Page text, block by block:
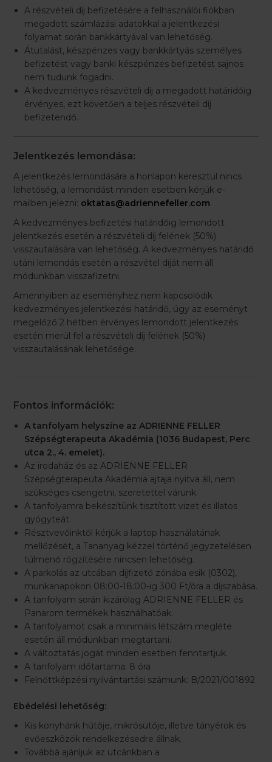
A részvételi díj befizetésére a felhasználói fiókban
megadott számlázási adatokkal a jelentkezési
folyamat során bankkártyával van lehetőség.
Átutalást, készpénzes vagy bankkártyás személyes
befizetést vagy banki készpénzes befizetést sajnos
nem tudunk fogadni.
A kedvezményes részvételi díj a megadott határidőig
érvényes, ezt követően a teljes részvételi díj
befizetendő.
Jelentkezés lemondása:
A jelentkezés lemondására a honlapon keresztül nincs
lehetőség, a lemondást minden esetben kérjük e-
mailben jelezni: oktatas@adriennefeller.com.
A kedvezményes befizetési határidőig lemondott
jelentkezés esetén a részvételi díj felének (50%)
visszautalására van lehetőség. A kedvezményes határidő
utáni lemondás esetén a részvétel díját nem áll
módunkban visszafizetni.
Amennyiben az eseményhez nem kapcsolódik
kedvezményes jelentkezési határidő, úgy az eseményt
megelőző 2 hétben érvényes lemondott jelentkezés
esetén merül fel a részvételi díj felének (50%)
visszautalásának lehetősége.
Fontos információk:
A tanfolyam helyszíne az ADRIENNE FELLER
Szépségterapeuta Akadémia (1036 Budapest, Perc
utca 2., 4. emelet).
Az irodaház és az ADRIENNE FELLER
Szépségterapeuta Akadémia ajtaja nyitva áll, nem
szükséges csengetni, szeretettel várunk.
A tanfolyamra bekészítünk tisztított vizet és illatos
gyógyteát.
Résztvevőinktől kérjük a laptop használatának
mellőzését, a Tananyag kézzel történő jegyzetelésen
túlmenő rögzítésére nincsen lehetőség.
A parkolás az utcában díjfizető zónába esik (0302),
munkanapokon 08:00-18:00-ig 300 Ft/óra a díjszabása.
A tanfolyam során kizárólag ADRIENNE FELLER és
Panarom termékek használhatóak.
A tanfolyamot csak a minimális létszám megléte
esetén áll módunkban megtartani.
A változtatás jogát minden esetben fenntartjuk.
A tanfolyam időtartama: 8 óra
Felnőttképzési nyilvántartási számunk: B/2021/001892
Ebédelési lehetőség:
Kis konyhánk hűtője, mikrósütője, illetve tányérok és
evőeszközök rendelkezésedre állnak.
Továbbá ajánljuk az utcánkban a